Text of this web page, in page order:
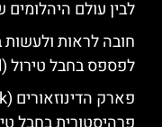
לבין עולם
חובה לראות
לפספס בחבל טירול (Tyrol)